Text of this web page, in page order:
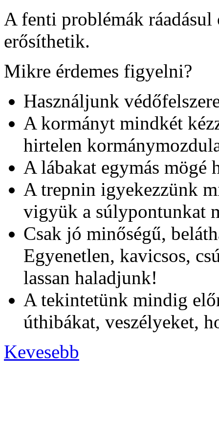
A fenti problémák ráadásul
erősíthetik.
Mikre érdemes figyelni?
Használjunk
A kormányt mindkét
hirtelen
A lábakat egymás mögé
A trepnin igyekezzünk
vigyük a súlypontunkat
Csak jó minőségű,
Egyenetlen, kavicsos,
lassan haladjunk!
A tekintetünk mindig
úthibákat, veszélyeket,
Kevesebb